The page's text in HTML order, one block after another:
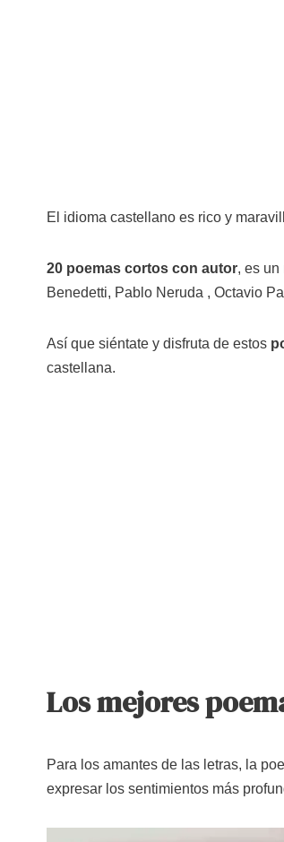
El idioma castellano es rico y
20 poemas cortos con autor, es
Benedetti, Pablo Neruda , Octavio
Así que siéntate y disfruta de estos
castellana.
Los mejores
Para los amantes de las letras, la
expresar los sentimientos más